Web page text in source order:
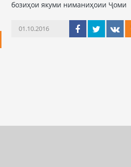
бозиҳои якуми ниманиҳоии Ҷоми
01.10.2016